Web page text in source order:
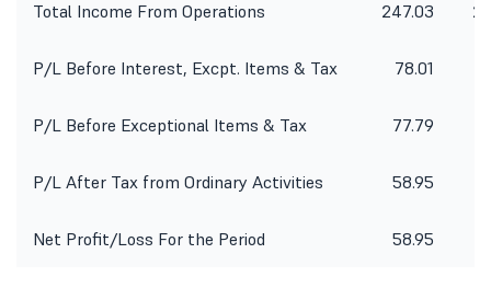
Total Income From Operations 247.03
P/L Before Interest, Excpt. Items & Tax 78.01
P/L Before Exceptional Items & Tax 77.79
P/L After Tax from Ordinary Activities 58.95
Net Profit/Loss For the Period 58.95